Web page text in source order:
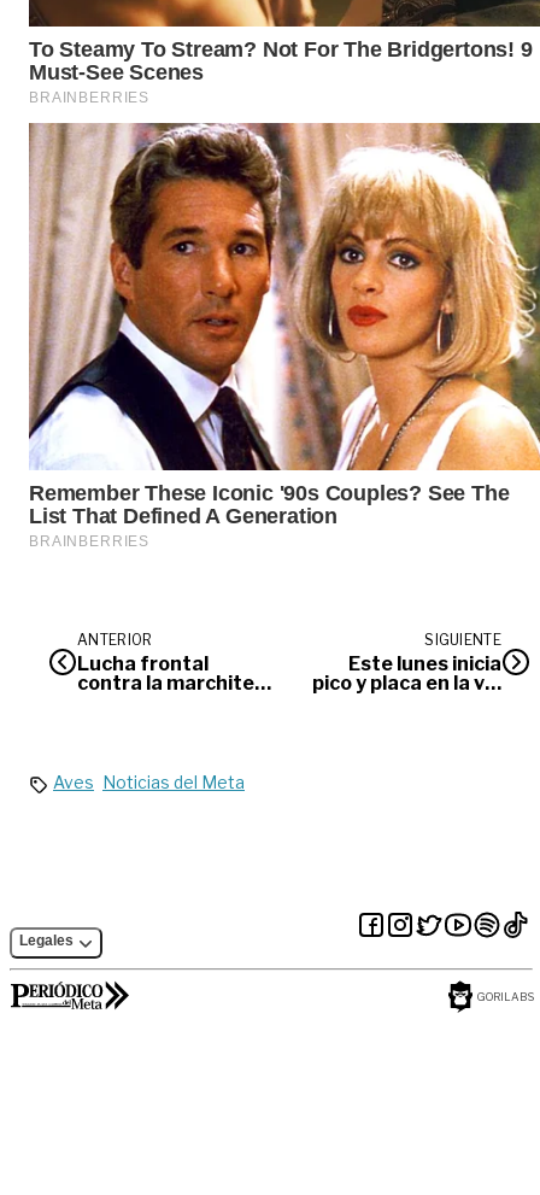
ANTERIOR
Lucha frontal
contra la marchitez
SIGUIENTE
Este lunes inicia
pico y placa en la vía
Aves Noticias del Meta
Legales
GORILABS